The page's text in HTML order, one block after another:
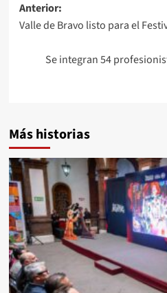
Anterior:
Valle de Bravo listo para el
Se integran 54
Más historias